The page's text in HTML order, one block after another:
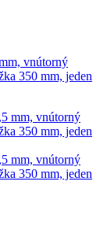
vnútorný
350 mm, jeden